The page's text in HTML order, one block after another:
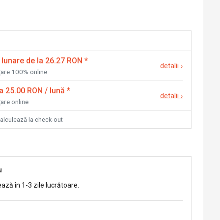
de la 26.27 RON *
100% online
detalii ›
25.00 RON / lună *
online
detalii ›
la check-out
în 1-3 zile lucrătoare.